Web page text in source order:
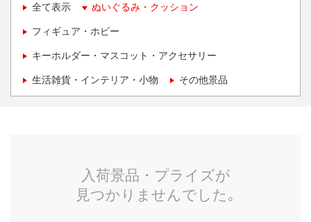
全て表示 ぬいぐるみ・クッション
フィギュア・ホビー
キーホルダー・マスコット・アクセサリー
生活雑貨・インテリア・小物 その他景品